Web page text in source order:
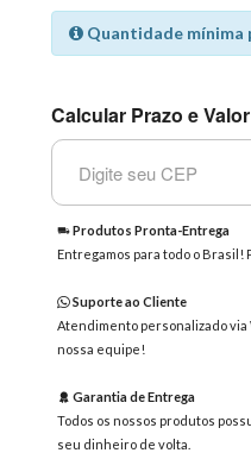
Quantidade mínima
Calcular Prazo e
Produtos Pronta-Entrega
Entregamos para todo o Brasil!
Suporte ao Cliente
Atendimento personalizado via
nossa equipe!
Garantia de Entrega
Todos os nossos produtos
seu dinheiro de volta.